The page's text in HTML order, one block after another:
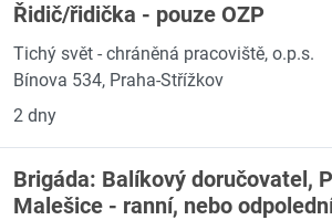
Řidič/řidička - pouze OZP
Tichý svět - chráněná pracoviště, o.p.s.
Bínova 534, Praha-Střížkov
2 dny
Brigáda: Balíkový doručovatel,
Malešice - ranní, nebo